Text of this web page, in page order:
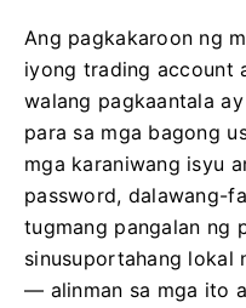
Ang pagkakaroon ng
iyong trading account
walang pagkaantala
para sa mga bagong
mga karaniwang isyu
password, dalawang-
tugmang pangalan ng
sinusuportahang lokal
— alinman sa mga ito